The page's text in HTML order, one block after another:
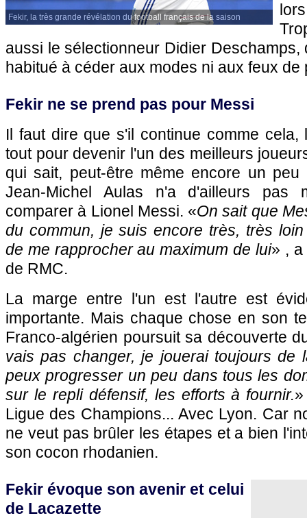
Fekir, la très grande révélation du football français de la saison
aussi le sélectionneur Didier Deschamps,
habitué à céder aux modes ni aux feux de
Fekir ne se prend pas pour Messi
Il faut dire que s'il continue comme cela,
tout pour devenir l'un des meilleurs
qui sait, peut-être même encore un peu
Jean-Michel Aulas n'a d'ailleurs pas
comparer à Lionel Messi. «On sait que
du commun, je suis encore très, très
de me rapprocher au maximum de lui» , a
de RMC.
La marge entre l'un est l'autre est
importante. Mais chaque chose en son
Franco-algérien poursuit sa découverte
vais pas changer, je jouerai toujours de
peux progresser un peu dans tous les
sur le repli défensif, les efforts à fournir.
Ligue des Champions... Avec Lyon. Car
ne veut pas brûler les étapes et a bien
son cocon rhodanien.
Fekir évoque son avenir et celui
de Lacazette